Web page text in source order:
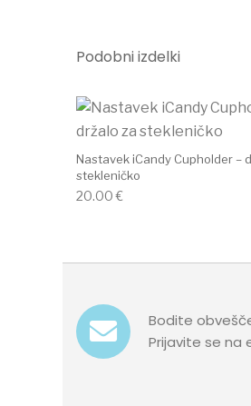
Podobni izdelki
Nastavek iCandy Cupholder –
stekleničko
20.00€
Bodite
Prijavite se na